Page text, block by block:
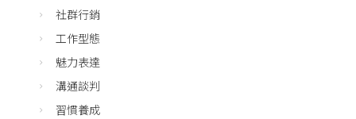
社群行銷
工作型態
魅力表達
溝通談判
習慣養成